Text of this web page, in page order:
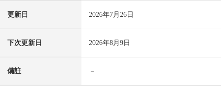
更新日 2026年7月26日
下次更新日 2026年8月9日
備註 －